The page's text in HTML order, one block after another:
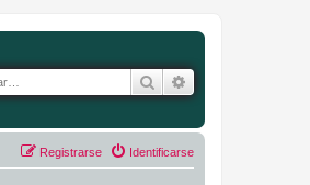
Buscar
Identificarse
Registrarse